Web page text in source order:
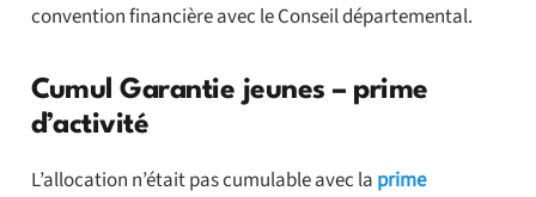
convention financière avec le Conseil départemental.
Cumul Garantie jeunes – prime
d’activité
L’allocation n’était pas cumulable avec la prime